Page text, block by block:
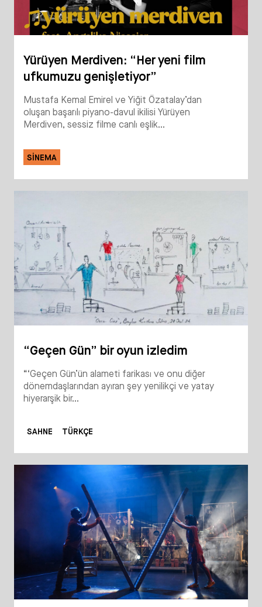
Yürüyen Merdiven: “Her yeni film
ufkumuzu genişletiyor”
Mustafa Kemal Emirel ve Yiğit Özatalay’dan
oluşan başarılı piyano-davul ikilisi Yürüyen
Merdiven, sessiz filme canlı eşlik...
SINEMA
“Geçen Gün” bir oyun izledim
“‘Geçen Gün’ün alameti farikası ve onu diğer
dönemdaşlarından ayıran şey yenilikçi ve yatay
hiyerarşik bir...
SAHNE TÜRKÇE